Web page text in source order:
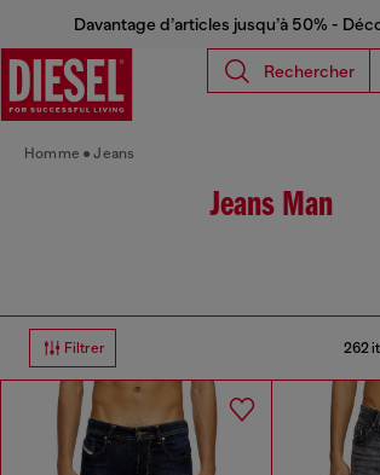
Davantage d’articles jusqu’à 50% -
Rechercher
Homme Jeans
Jeans Man
Filtrer 262